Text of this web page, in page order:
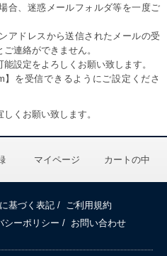
合、迷惑メールフォルダ等を一度ご
アドレスから送信されたメールの受
連絡ができません。
設定をよろしくお願い致します。
】を受信できるようにご設定くださ
くお願い致します。
マイページ カートの中
基づく表記 / ご利用規約
シーポリシー / お問い合わせ